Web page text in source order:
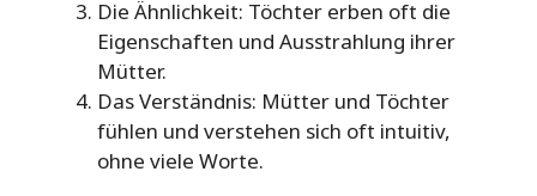
Die Ähnlichkeit: Töchter erben oft die
Eigenschaften und Ausstrahlung ihrer
Mütter.
Das Verständnis: Mütter und Töchter
fühlen und verstehen sich oft intuitiv,
ohne viele Worte.